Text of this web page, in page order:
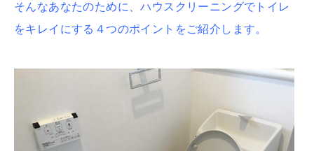
そんなあなたのために、ハウスクリーニングでトイレ
をキレイにする４つのポイントをご紹介します。